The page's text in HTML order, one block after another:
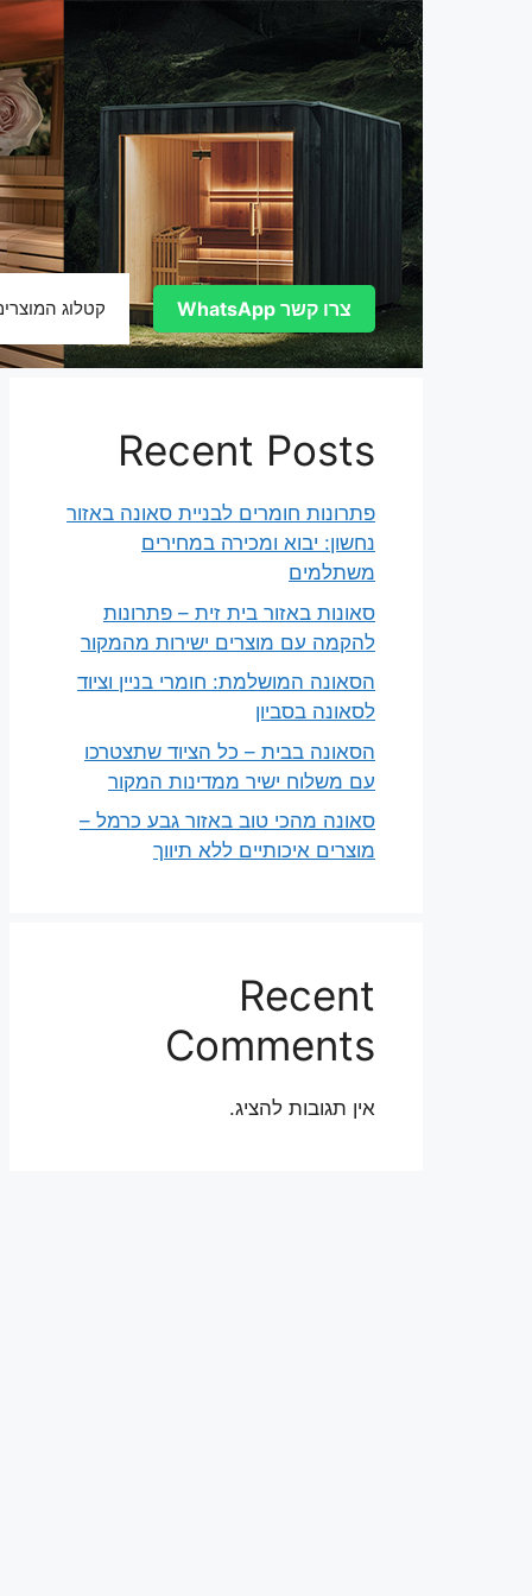
קטלוג צרו קשר WhatsApp
Recent Posts
פתרונות חומרים לבניית סאונה באזור
נחשון: יבוא ומכירה במחירים
משתלמים
סאונות באזור בית זית – פתרונות
להקמה עם מוצרים ישירות מהמקור
הסאונה המושלמת: חומרי בניין וציוד
לסאונה בסביון
הסאונה בבית – כל הציוד שתצטרכו
עם משלוח ישיר ממדינות המקור
סאונה מהכי טוב באזור גבע כרמל –
מוצרים איכותיים ללא תיווך
Recent
Comments
אין תגובות להציג.